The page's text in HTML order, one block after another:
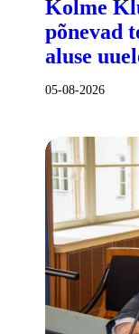
Kolme
põnevad
aluse
05-08-2026